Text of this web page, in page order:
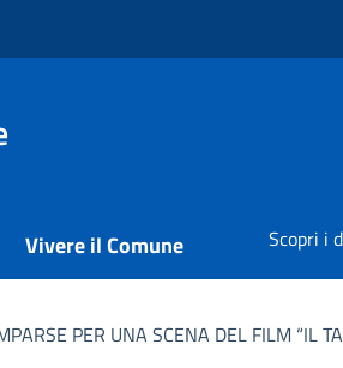
Vivere il Comune Scopri i
PER UNA SCENA DEL FILM “IL